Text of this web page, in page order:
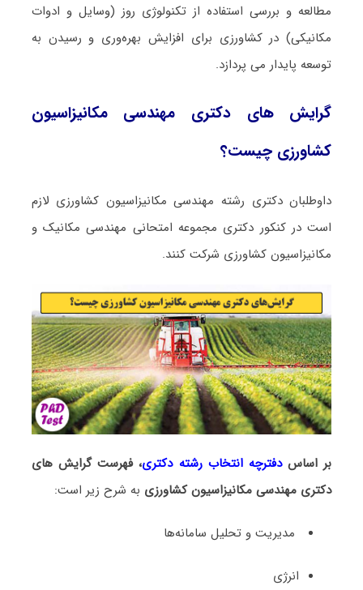
مطالعه و بررسی استفاده از تکنولوژی روز (وسایل و ادوات
مکانیکی) در کشاورزی برای افزایش بهره‌وری و رسیدن به
توسعه پایدار می پردازد.
گرایش های دکتری مهندسی مکانیزاسیون
کشاورزی چیست؟
داوطلبان دکتری رشته مهندسی مکانیزاسیون کشاورزی لازم
است در کنکور دکتری مجموعه امتحانی مهندسی مکانیک و
مکانیزاسیون کشاورزی شرکت کنند.
بر اساسدفترچه انتخاب رشته دکتری، فهرست گرایش های
دکتری مهندسی مکانیزاسیون کشاورزی به شرح زیر است:
ﻣﺪﻳﺮﻳﺖ و ﺗﺤﻠﻴﻞ ﺳﺎﻣﺎﻧﻪﻫﺎ
اﻧﺮژی